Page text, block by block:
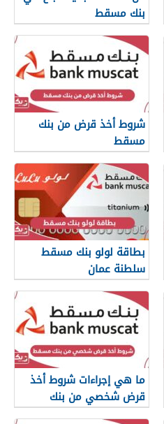
بنك مسقط
شروط أخذ قرض من بنك
مسقط
بطاقة لولو بنك مسقط
سلطنة عمان
ما هي إجراءات شروط أخذ
قرض شخصي من بنك
مسقط